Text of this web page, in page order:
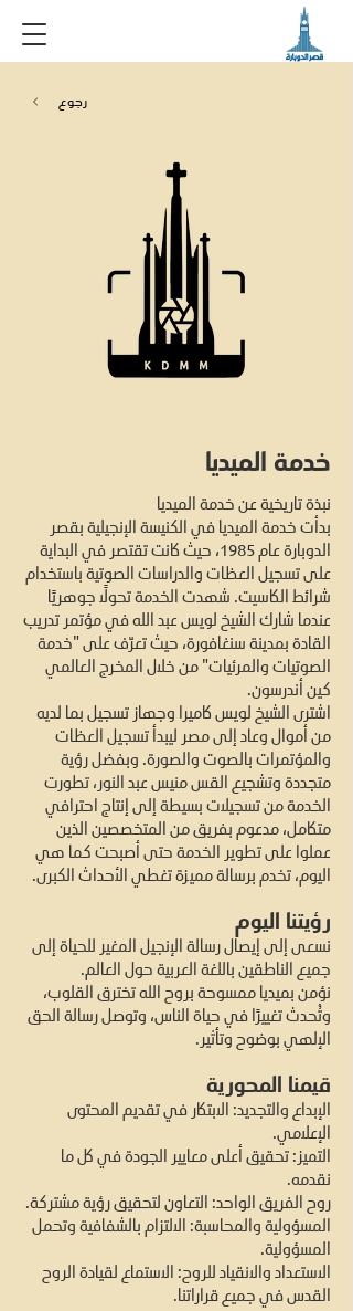
رجوع
خدمة الميديا
نبذة تاريخية عن خدمة الميديا
بدأت خدمة الميديا في الكنيسة الإنجيلية بقصر
الدوبارة عام 1985، حيث كانت تقتصر في البداية
على تسجيل العظات والدراسات الصوتية باستخدام
شرائط الكاسيت. شهدت الخدمة تحولًا جوهريًا
عندما شارك الشيخ لويس عبد الله في مؤتمر تدريب
القادة بمدينة سنغافورة، حيث تعرّف على "خدمة
الصوتيات والمرئيات" من خلال المخرج العالمي
كين أندرسون.
اشترى الشيخ لويس كاميرا وجهاز تسجيل بما لديه
من أموال وعاد إلى مصر ليبدأ تسجيل العظات
والمؤتمرات بالصوت والصورة. وبفضل رؤية
متجددة وتشجيع القس منيس عبد النور، تطورت
الخدمة من تسجيلات بسيطة إلى إنتاج احترافي
متكامل، مدعوم بفريق من المتخصصين الذين
عملوا على تطوير الخدمة حتى أصبحت كما هي
اليوم، تخدم برسالة مميزة تغطي الأحداث الكبرى.
رؤيتنا اليوم
نسعى إلى إيصال رسالة الإنجيل المغير للحياة إلى
جميع الناطقين باللغة العربية حول العالم.
نؤمن بميديا ممسوحة بروح الله تخترق القلوب،
وتُحدث تغييرًا في حياة الناس، وتوصل رسالة الحق
الإلهي بوضوح وتأثير.
قيمنا المحورية
الإبداع والتجديد: الابتكار في تقديم المحتوى
الإعلامي.
التميز: تحقيق أعلى معايير الجودة في كل ما
نقدمه.
روح الفريق الواحد: التعاون لتحقيق رؤية مشتركة.
المسؤولية والمحاسبة: الالتزام بالشفافية وتحمل
المسؤولية.
الاستعداد والانقياد للروح: الاستماع لقيادة الروح
القدس في جميع قراراتنا.